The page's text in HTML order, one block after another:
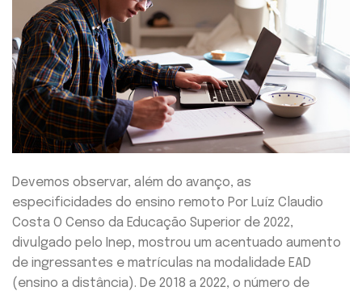
Devemos observar, além do avanço, as
especificidades do ensino remoto Por Luíz Claudio
Costa O Censo da Educação Superior de 2022,
divulgado pelo Inep, mostrou um acentuado aumento
de ingressantes e matrículas na modalidade EAD
(ensino a distância). De 2018 a 2022, o número de